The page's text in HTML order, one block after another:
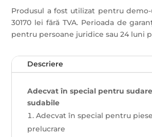
Produsul a fost utilizat pentru
30170 lei fără TVA. Perioada de
pentru persoane juridice sau 24 luni
Descriere
Adecvat în special pentru
sudabile
Adecvat în special pentru
prelucrare